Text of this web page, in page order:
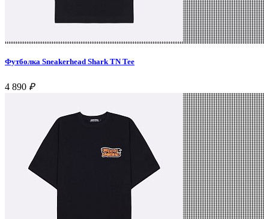
Футболка Sneakerhead Shark TN Tee
4 890 ₽